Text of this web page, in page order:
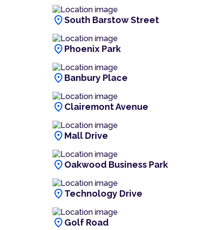
location_onSouth Barstow Street
location_on Phoenix Park
location_on Banbury Place
location_on Clairemont Avenue
location_on Mall Drive
location_on Oakwood Business Park
location_on Technology Drive
location_on Golf Road